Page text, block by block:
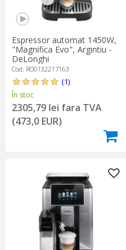
Espressor automat 1450W,
"Magnifica Evo", Argintiu -
DeLonghi
Cod: RO0132217163
(1)
În stoc
2305,79 lei fara TVA
(473,0 EUR)